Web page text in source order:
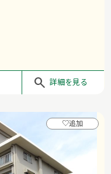
詳細を見る
♡追加